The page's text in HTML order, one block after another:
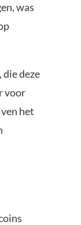
was
deze
voor
het